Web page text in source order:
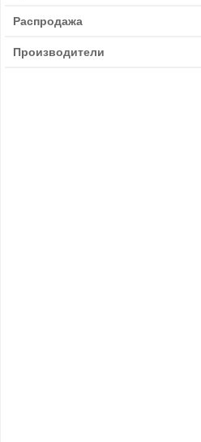
Распродажа
Производители